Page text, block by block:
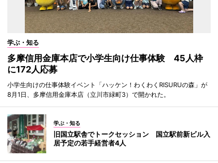
学ぶ・知る
多摩信用金庫本店で小学生向け仕事体験 45人枠
に172人応募
小学生向けの仕事体験イベント「ハッケン！わくわくRISURUの森」が
8月1日、多摩信用金庫本店（立川市緑町3）で開かれた。
学ぶ・知る
旧国立駅舎でトークセッション 国立駅前新ビル入
居予定の若手経営者4人